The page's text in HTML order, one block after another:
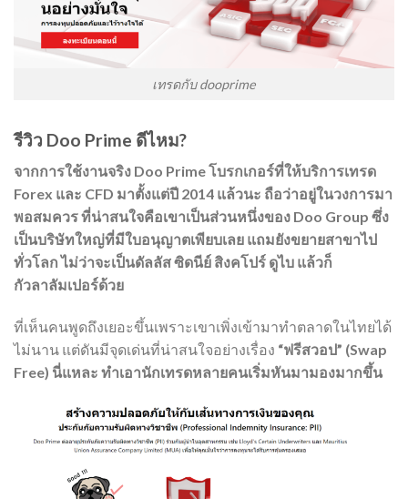
เทรดกับ dooprime
รีวิว Doo Prime ดีไหม?
จากการใช้งานจริง Doo Prime โบรกเกอร์ที่ให้บริการเทรด
Forex และ CFD มาตั้งแต่ปี 2014 แล้วนะ ถือว่าอยู่ในวงการมา
พอสมควร ที่น่าสนใจคือเขาเป็นส่วนหนึ่งของ Doo Group ซึ่ง
เป็นบริษัทใหญ่ที่มีใบอนุญาตเพียบเลย แถมยังขยายสาขาไป
ทั่วโลก ไม่ว่าจะเป็นดัลลัส ซิดนีย์ สิงคโปร์ ดูไบ แล้วก็
กัวลาลัมเปอร์ด้วย
ที่เห็นคนพูดถึงเยอะขึ้นเพราะเขาเพิ่งเข้ามาทำตลาดในไทยได้
ไม่นาน แต่ดันมีจุดเด่นที่น่าสนใจอย่างเรื่อง “ฟรีสวอป” (Swap
Free) นี่แหละ ทำเอานักเทรดหลายคนเริ่มหันมามองมากขึ้น